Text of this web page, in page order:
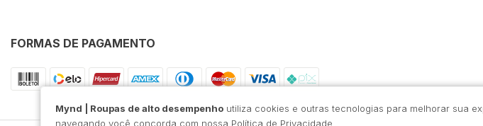
Mynd | Roupas de alto desempenho utiliza cookies e outras tecnologias para melhorar sua
navegando você concorda com nossa Política de Privacidade
FORMAS DE PAGAMENTO